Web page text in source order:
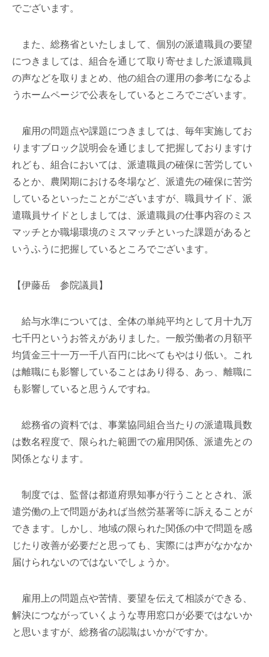
でございます。
また、総務省といたしまして、個別の派遣職員の要望
につきましては、組合を通じて取り寄せました派遣職員
の声などを取りまとめ、他の組合の運用の参考になるよ
うホームページで公表をしているところでございます。
雇用の問題点や課題につきましては、毎年実施してお
りますブロック説明会を通じまして把握しておりますけ
れども、組合においては、派遣職員の確保に苦労してい
るとか、農閑期における冬場など、派遣先の確保に苦労
しているといったことがございますが、職員サイド、派
遣職員サイドとしましては、派遣職員の仕事内容のミス
マッチとか職場環境のミスマッチといった課題があると
いうふうに把握しているところでございます。
【伊藤岳 参院議員】
給与水準については、全体の単純平均として月十九万
七千円というお答えがありました。一般労働者の月額平
均賃金三十一万一千八百円に比べてもやはり低い。これ
は離職にも影響していることはあり得る、あっ、離職に
も影響していると思うんですね。
総務省の資料では、事業協同組合当たりの派遣職員数
は数名程度で、限られた範囲での雇用関係、派遣先との
関係となります。
制度では、監督は都道府県知事が行うこととされ、派
遣労働の上で問題があれば当然労基署等に訴えることが
できます。しかし、地域の限られた関係の中で問題を感
じたり改善が必要だと思っても、実際には声がなかなか
届けられないのではないでしょうか。
雇用上の問題点や苦情、要望を伝えて相談ができる、
解決につながっていくような専用窓口が必要ではないか
と思いますが、総務省の認識はいかがですか。